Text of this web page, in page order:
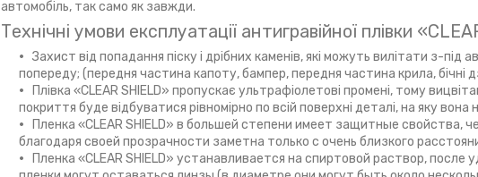
автомобіль, так само як завжди.
Технічні умови експлуатації антигравійної плівки
Захист від попадання піску і дрібних каменів, які можуть вилітати з-під
попереду; (передня частина капоту, бампер, передня частина крила, бічні
Плівка «CLEAR SHIELD» пропускає ультрафіолетові промені, тому
покриття буде відбуватися рівномірно по всій поверхні деталі, на яку вона
Пленка «CLEAR SHIELD» в большей степени имеет защитные свойства,
благодаря своей прозрачности заметна только с очень близкого
Пленка «CLEAR SHIELD» устанавливается на спиртовой раствор, после